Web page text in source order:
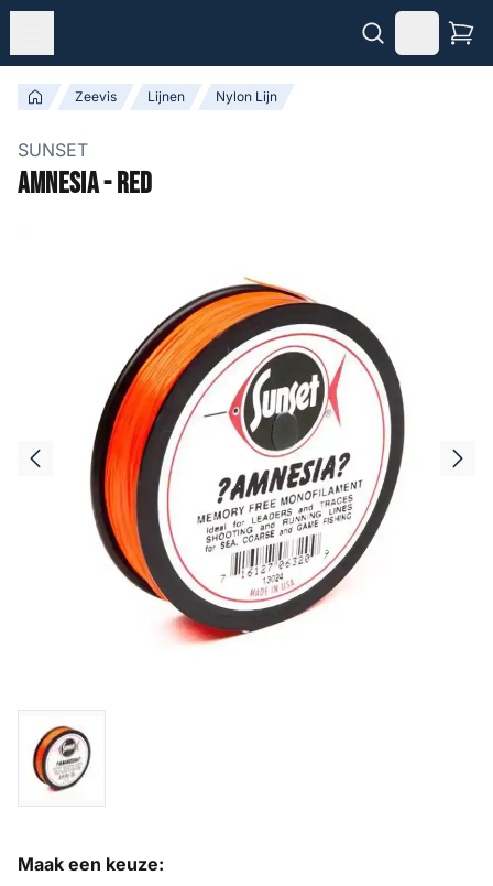
Zeevis Lijnen Nylon Lijn
SUNSET
Amnesia - Red
Maak een keuze: